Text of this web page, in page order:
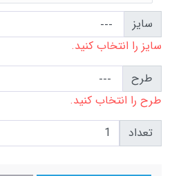
سایز
سایز را انتخاب کنید.
طرح
طرح را انتخاب کنید.
تعداد